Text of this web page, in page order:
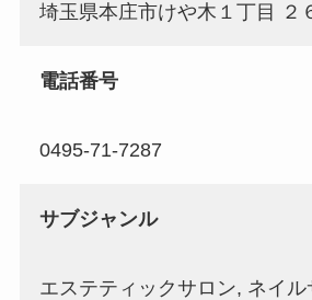
埼玉県本庄市けや木１丁目 ２
電話番号
0495-71-7287
サブジャンル
エステティックサロン, ネイル